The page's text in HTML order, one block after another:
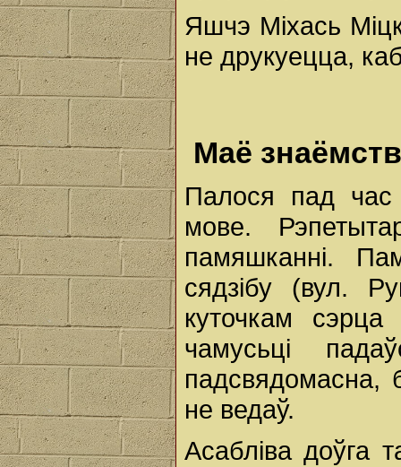
Яшчэ Міхась
не друкуецца,
Маё
Палося пад час
мове.
памяшканні.
сядзібу (вул.
куточкам
чамусьці
не ведаў.
Асабліва доўга